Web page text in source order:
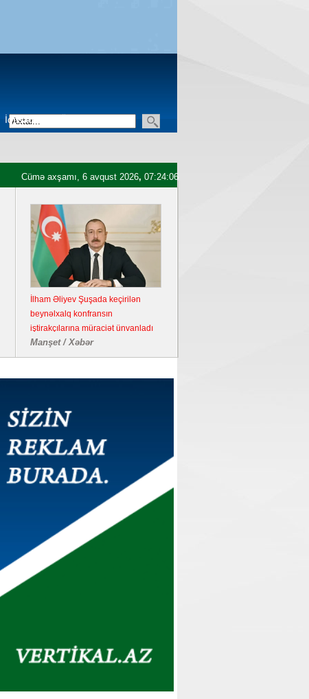
İqtisadiyyat
Cümə axşamı, 6 avqust 2026, 07:24:07
İlham Əliyev Şuşada keçirilən
beynəlxalq konfransın
iştirakçılarına müraciət ünvanladı
Manşet / Xəbər